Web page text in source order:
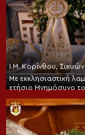
Ι.Μ. Κορίνθου,
Με εκκλησιαστική
ετήσιο Μνημόσυνο